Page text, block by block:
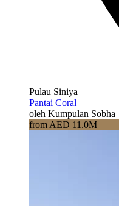
Pulau Siniya
Pantai Coral
oleh Kumpulan Sobha
from AED 11.0M